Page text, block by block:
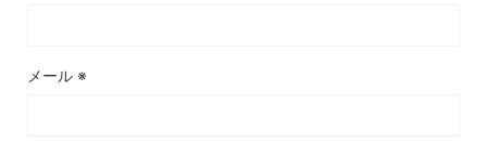
メール ※